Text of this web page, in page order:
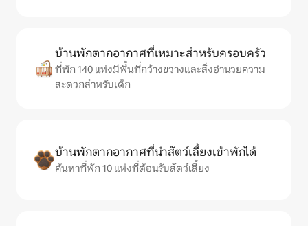
บ้านพักตากอากาศที่เหมาะสำหรับครอบครัว
ที่พัก 140 แห่งมีพื้นที่กว้างขวางและสิ่งอำนวยความ
สะดวกสำหรับเด็ก
บ้านพักตากอากาศที่นำสัตว์เลี้ยงเข้าพักได้
ค้นหาที่พัก 10 แห่งที่ต้อนรับสัตว์เลี้ยง